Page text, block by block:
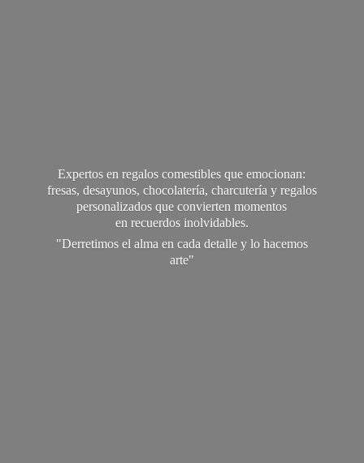
Expertos en regalos comestibles que emocionan:
fresas, desayunos, chocolatería, charcutería y regalos
personalizados que convierten momentos
en recuerdos inolvidables.
"Derretimos el alma en cada detalle y lo hacemos
arte"